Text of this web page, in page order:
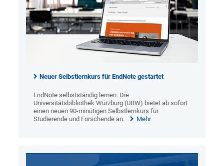
Neuer Selbstlernkurs für EndNote gestartet
EndNote selbstständig lernen: Die
Universitätsbibliothek Würzburg (UBW) bietet ab sofort
einen neuen 90-minütigen Selbstlernkurs für
Studierende und Forschende an.
Mehr